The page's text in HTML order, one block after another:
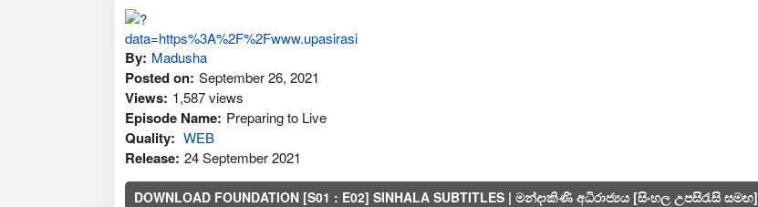
By: Madusha
Posted on: September 26, 2021
Views: 1,587 views
Episode Name: Preparing to Live
Quality: WEB
Release: 24 September 2021
DOWNLOAD FOUNDATION [S01 : E02] SINHALA SUBTITLES | මන්දාකිණි අධිරාජ්‍යය [සිංහල උපසිරැසි සමඟ]